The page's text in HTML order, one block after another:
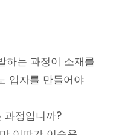
하는 과정이 소재를
입자를 만들어야
과정입니까?